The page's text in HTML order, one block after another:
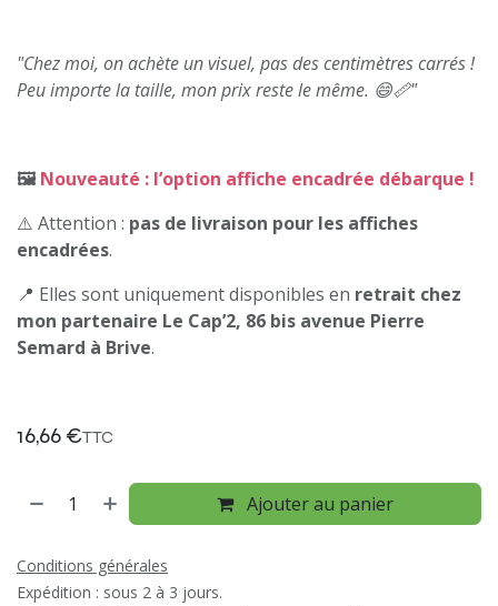
"Chez moi, on achète un visuel, pas des centimètres carrés !
Peu importe la taille, mon prix reste le même. 😄📏"
🖼️Nouveauté : l’option affiche encadrée débarque !
⚠️ Attention : pas de livraison pour les affiches
encadrées.
📍 Elles sont uniquement disponibles en retrait chez
mon partenaire Le Cap’2, 86 bis avenue Pierre
Semard à Brive.
16,66€TTC
Ajouter au panier
Conditions générales
Expédition : sous 2 à 3 jours.